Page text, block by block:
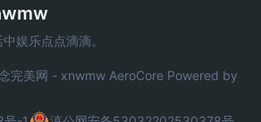
娱乐点点滴滴。
完美网 - xnwmw AeroCore Powered by